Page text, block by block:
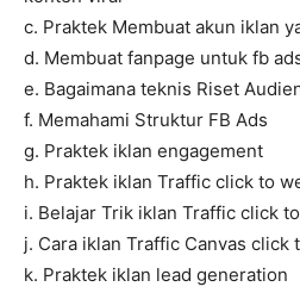
c. Praktek Membuat akun iklan
d. Membuat fanpage untuk fb
e. Bagaimana teknis Riset
f. Memahami Struktur FB Ads
g. Praktek iklan engagement
h. Praktek iklan Traffic click to
i. Belajar Trik iklan Traffic click
j. Cara iklan Traffic Canvas click
k. Praktek iklan lead generation